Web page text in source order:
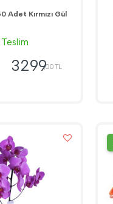
Adet Kırmızı Gül
Teslim
3299,00 TL